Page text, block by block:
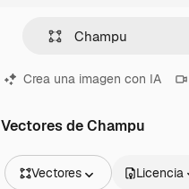
Crea una imagen con IA
Vectores de Champu
Vectores Licencia